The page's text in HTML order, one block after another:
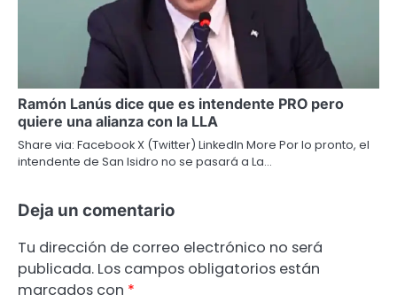
Ramón Lanús dice que es intendente PRO pero
quiere una alianza con la LLA
Share via: Facebook X (Twitter) LinkedIn More Por lo pronto, el
intendente de San Isidro no se pasará a La…
Deja un comentario
Tu dirección de correo electrónico no será
publicada. Los campos obligatorios están
marcados con *